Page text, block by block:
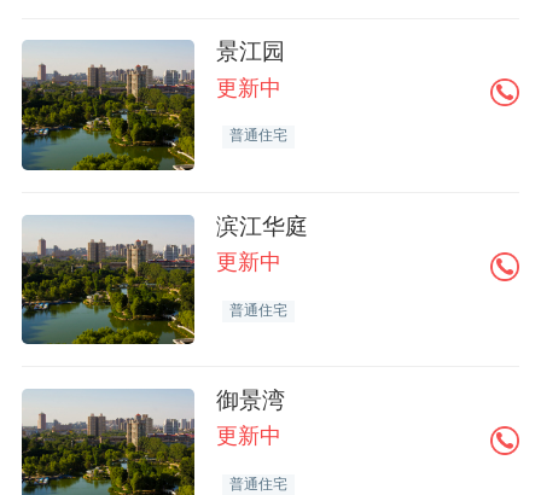
景江园
更新中
普通住宅
滨江华庭
更新中
普通住宅
御景湾
更新中
普通住宅